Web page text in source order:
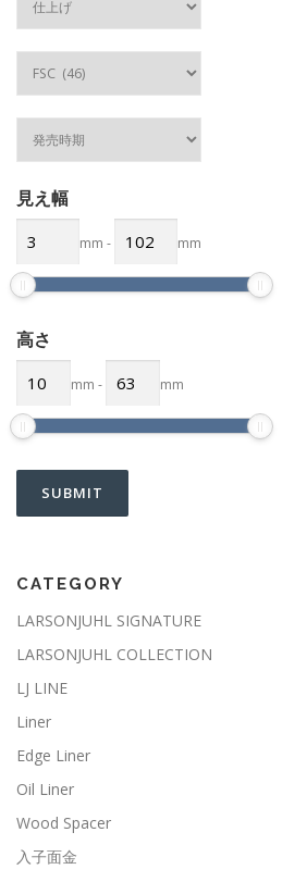
見え幅
mm - mm
高さ
mm - mm
CATEGORY
LARSONJUHL SIGNATURE
LARSONJUHL COLLECTION
LJ LINE
Liner
Edge Liner
Oil Liner
Wood Spacer
入子面金